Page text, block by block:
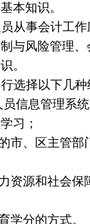
本知识。
从事会计工
与风险管理
。
选择以下几
信息管理系
习；
市、区主管
资源和社会保
学分的方式。